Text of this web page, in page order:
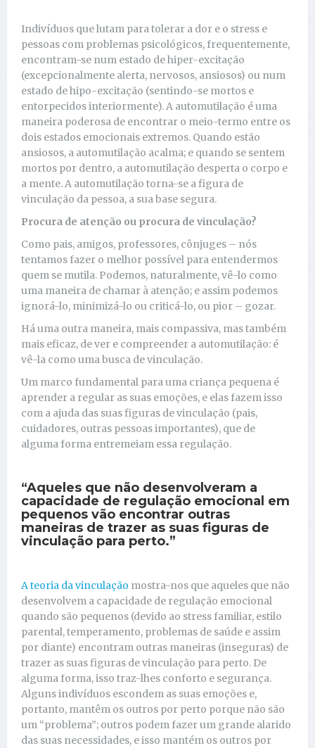
Indivíduos que lutam para tolerar a dor e o stress e
pessoas com problemas psicológicos, frequentemente,
encontram-se num estado de hiper-excitação
(excepcionalmente alerta, nervosos, ansiosos) ou num
estado de hipo-excitação (sentindo-se mortos e
entorpecidos interiormente). A automutilação é uma
maneira poderosa de encontrar o meio-termo entre os
dois estados emocionais extremos. Quando estão
ansiosos, a automutilação acalma; e quando se sentem
mortos por dentro, a automutilação desperta o corpo e
a mente. A automutilação torna-se a figura de
vinculação da pessoa, a sua base segura.
Procura de atenção ou procura de vinculação?
Como pais, amigos, professores, cônjuges – nós
tentamos fazer o melhor possível para entendermos
quem se mutila. Podemos, naturalmente, vê-lo como
uma maneira de chamar à atenção; e assim podemos
ignorá-lo, minimizá-lo ou criticá-lo, ou pior – gozar.
Há uma outra maneira, mais compassiva, mas também
mais eficaz, de ver e compreender a automutilação: é
vê-la como uma busca de vinculação.
Um marco fundamental para uma criança pequena é
aprender a regular as suas emoções, e elas fazem isso
com a ajuda das suas figuras de vinculação (pais,
cuidadores, outras pessoas importantes), que de
alguma forma entremeiam essa regulação.
“Aqueles que não desenvolveram a
capacidade de regulação emocional em
pequenos vão encontrar outras
maneiras de trazer as suas figuras de
vinculação para perto.”
A teoria da vinculação mostra-nos que aqueles que não
desenvolvem a capacidade de regulação emocional
quando são pequenos (devido ao stress familiar, estilo
parental, temperamento, problemas de saúde e assim
por diante) encontram outras maneiras (inseguras) de
trazer as suas figuras de vinculação para perto. De
alguma forma, isso traz-lhes conforto e segurança.
Alguns indivíduos escondem as suas emoções e,
portanto, mantêm os outros por perto porque não são
um “problema”; outros podem fazer um grande alarido
das suas necessidades, e isso mantém os outros por